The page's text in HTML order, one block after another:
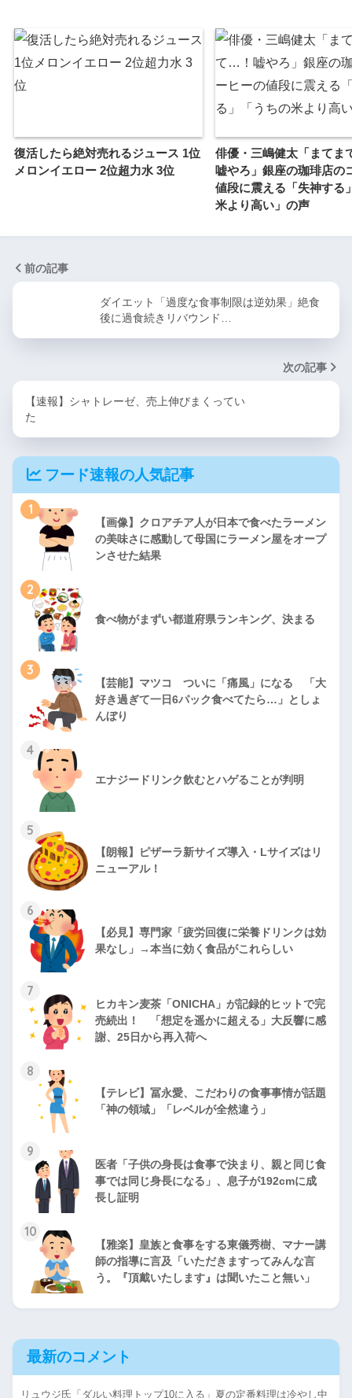
復活したら絶対売れるジュース 1位
メロンイエロー 2位超力水 3位
俳優・三嶋健太「まてま
嘘やろ」銀座の珈琲店の
値段に震える「失神する
米より高い」の声
前の記事
ダイエット「過度な食事制限は逆効果」絶食
後に過食続きリバウンド…
次の記事
【速報】シャトレーゼ、売上伸びまくってい
た
フード速報の人気記事
1
【画像】クロアチア人が日本で食べたラーメン
の美味さに感動して母国にラーメン屋をオープ
ンさせた結果
2
食べ物がまずい都道府県ランキング、決まる
3
【芸能】マツコ ついに「痛風」になる 「大
好き過ぎて一日6パック食べてたら…」としょ
んぼり
4
エナジードリンク飲むとハゲることが判明
5
【朗報】ピザーラ新サイズ導入・Lサイズはリ
ニューアル！
6
【必見】専門家「疲労回復に栄養ドリンクは効
果なし」→本当に効く食品がこれらしい
7
ヒカキン麦茶「ONICHA」が記録的ヒットで完
売続出！ 「想定を遥かに超える」大反響に感
謝、25日から再入荷へ
8
【テレビ】冨永愛、こだわりの食事事情が話題
「神の領域」「レベルが全然違う」
9
医者「子供の身長は食事で決まり、親と同じ食
事では同じ身長になる」、息子が192cmに成
長し証明
10
【雅楽】皇族と食事をする東儀秀樹、マナー講
師の指導に言及「いただきますってみんな言
う。『頂戴いたします』は聞いたこと無い」
最新のコメント
リュウジ氏「ダルい料理トップ10に入る」夏の定番料理は冷やし中